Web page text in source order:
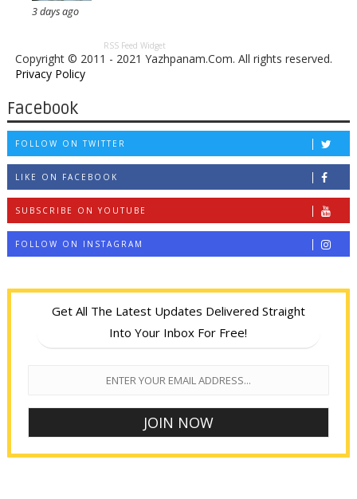
3 days ago
RSS Feed Widget
Copyright © 2011 - 2021 Yazhpanam.Com. All rights reserved.
Privacy Policy
Facebook
FOLLOW ON TWITTER
LIKE ON FACEBOOK
SUBSCRIBE ON YOUTUBE
FOLLOW ON INSTAGRAM
Get All The Latest Updates Delivered Straight
Into Your Inbox For Free!